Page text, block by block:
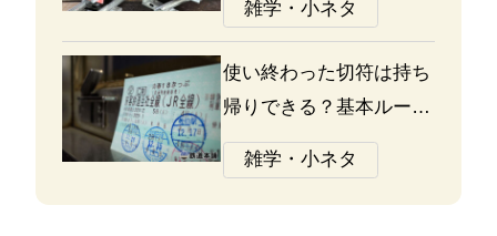
の違いについて
雑学・小ネタ
使い終わった切符は持ち
帰りできる？基本ルール
と注意点
雑学・小ネタ